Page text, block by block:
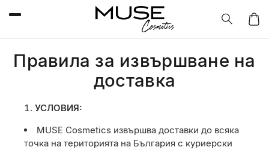
Правила за извършване на
доставка
УСЛОВИЯ:
MUSE Cosmetics извършва доставки до всяка
точка на територията на България с куриерски